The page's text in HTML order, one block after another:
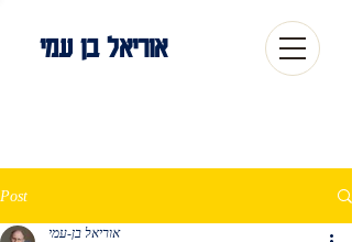
אוריאל בן עמי
Post
אוריאל בן-עמי